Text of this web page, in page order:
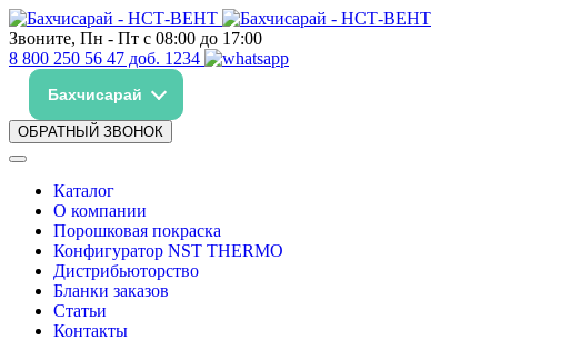
Звоните, Пн - Пт с 08:00 до 17:00
8 800 250 56 47 доб. 1234
Бахчисарай
ОБРАТНЫЙ ЗВОНОК
Каталог
О компании
Порошковая покраска
Конфигуратор NST THERMO
Дистрибьюторство
Бланки заказов
Статьи
Контакты